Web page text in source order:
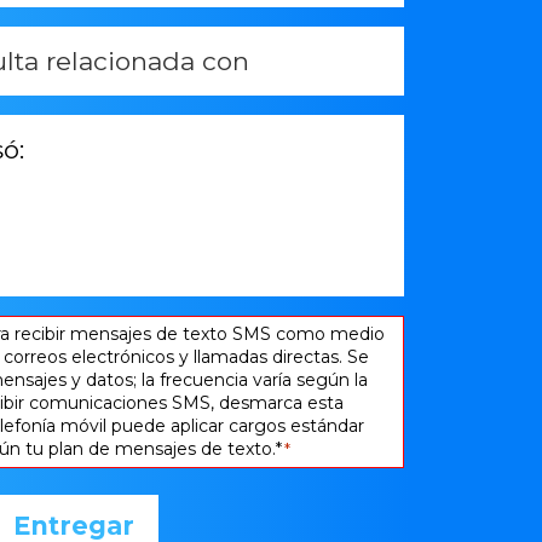
recibir mensajes de texto SMS como medio
electrónicos y llamadas directas. Se
y datos; la frecuencia varía según la
comunicaciones SMS, desmarca esta
móvil puede aplicar cargos estándar
tu plan de mensajes de texto.**